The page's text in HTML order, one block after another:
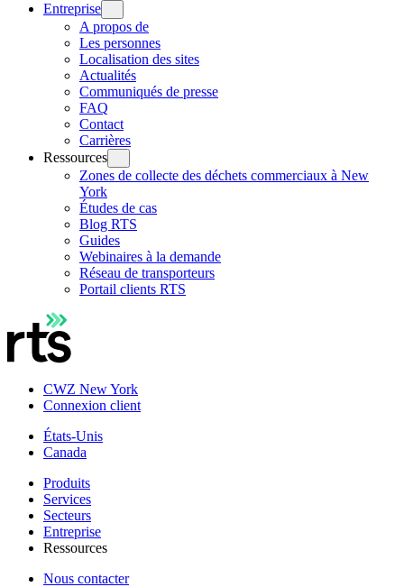
Entreprise
A propos de
Les personnes
Localisation des sites
Actualités
Communiqués de presse
FAQ
Contact
Carrières
Ressources
Zones de collecte des déchets commerciaux à New
York
Études de cas
Blog RTS
Guides
Webinaires à la demande
Réseau de transporteurs
Portail clients RTS
CWZ New York
Connexion client
États-Unis
Canada
Produits
Services
Secteurs
Entreprise
Ressources
Nous contacter